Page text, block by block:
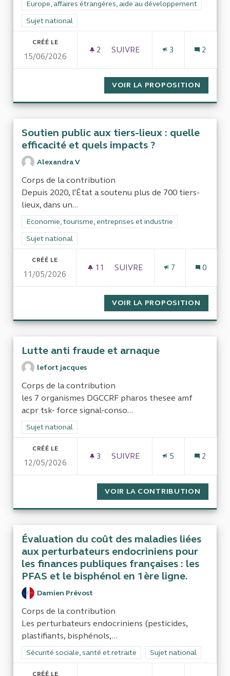
Filtrer les résultats de la catégorie : Europe, affaires
Europe, affaires étrangères, aide au développement
Filtrer les résultats pour le secteur : Sujet national
Sujet national
CRÉÉ LE
15/06/2026
2 2 ABONNÉS
SUIVRE
3 2
VOIR LA PROPOSITION
Soutien public aux tiers-lieux : quelle
efficacité et quels impacts ?
Alexandra V
Corps de la contribution
Depuis 2020, l’État a soutenu plus de 700 tiers-
lieux, dans un...
Filtrer les résultats de la catégorie : Economie, tourisme,
Economie, tourisme, entreprises et industrie
Filtrer les résultats pour le secteur : Sujet national
Sujet national
CRÉÉ LE
11/05/2026
11 11 ABONNÉS
SUIVRE
7 0
VOIR LA PROPOSITION
Lutte anti fraude et arnaque
lefort jacques
Corps de la contribution
les 7 organismes DGCCRF pharos thesee amf
acpr tsk- force signal-conso...
Filtrer les résultats pour le secteur : Sujet national
Sujet national
CRÉÉ LE
12/05/2026
3 3 ABONNÉS
SUIVRE
5 2
VOIR LA CONTRIBUTION
Évaluation du coût des maladies liées
aux perturbateurs endocriniens pour
les finances publiques françaises : les
PFAS et le bisphénol en 1ère ligne.
Damien Prévost
Corps de la contribution
Les perturbateurs endocriniens (pesticides,
plastifiants, bisphénols,...
Filtrer les résultats de la catégorie : Sécurité sociale, santé
Sécurité sociale, santé et retraite Filtrer les résultats
Sujet national
CRÉÉ LE